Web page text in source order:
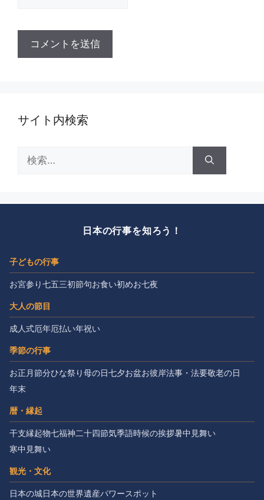
サイト内検索
索:
日本の行事を知ろう！
子どもの行事
お宮参り七五三初節句お食い初めお七夜
大人の節目
成人式厄年厄払い年祝い
季節の行事
お正月節分ひな祭り母の日七夕お盆お彼岸法事・法要敬老の日
年末
暦・縁起
干支縁起物七福神二十四節気季語時候の挨拶暑中見舞い
寒中見舞い
観光・文化
日本の城日本の世界遺産パワースポット